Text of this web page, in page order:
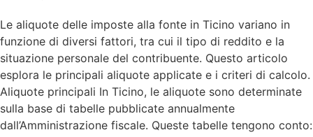
Le aliquote delle imposte alla fonte in Ticino variano in
funzione di diversi fattori, tra cui il tipo di reddito e la
situazione personale del contribuente. Questo articolo
esplora le principali aliquote applicate e i criteri di calcolo.
Aliquote principali In Ticino, le aliquote sono determinate
sulla base di tabelle pubblicate annualmente
dall’Amministrazione fiscale. Queste tabelle tengono conto: